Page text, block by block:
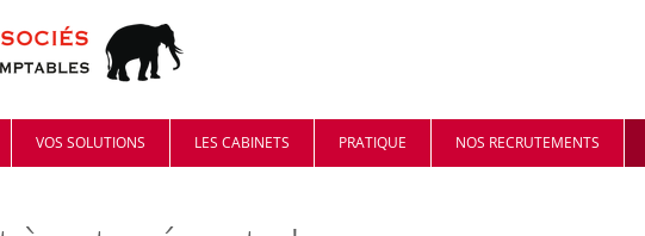
VOS SOLUTIONS LES CABINETS PRATIQUE NOS RECRUTEMENTS